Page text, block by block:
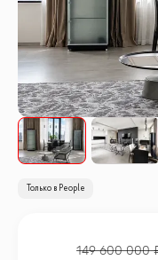
Только в People
149 600 000